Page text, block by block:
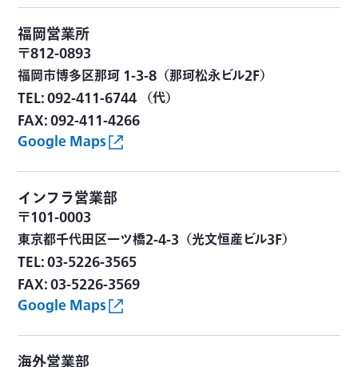
福岡営業所
〒812-0893
福岡市博多区那珂 1-3-8（那珂松永ビル2F）
TEL: 092-411-6744 （代）
FAX: 092-411-4266
Google Maps
インフラ営業部
〒101-0003
東京都千代田区一ツ橋2-4-3（光文恒産ビル3F）
TEL: 03-5226-3565
FAX: 03-5226-3569
Google Maps